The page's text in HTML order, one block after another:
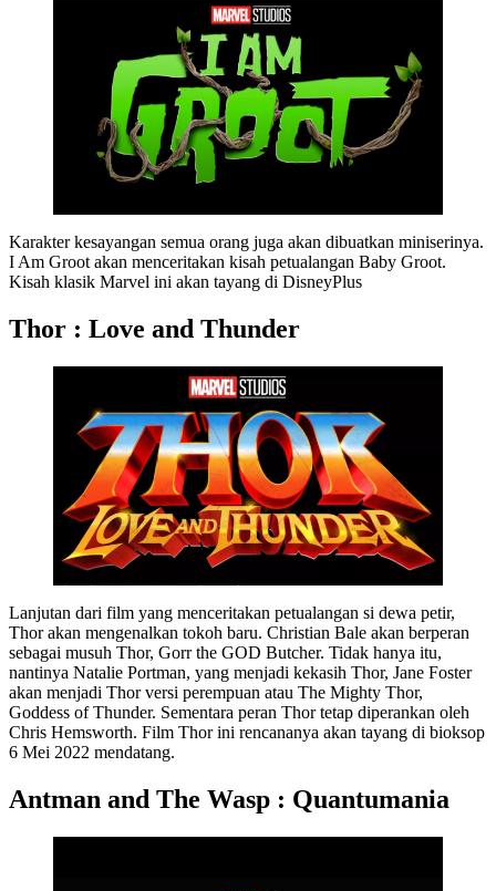
Karakter kesayangan semua orang juga akan dibuatkan miniserinya.
I Am Groot akan menceritakan kisah petualangan Baby Groot.
Kisah klasik Marvel ini akan tayang di DisneyPlus
Thor : Love and Thunder
Lanjutan dari film yang menceritakan petualangan si dewa petir,
Thor akan mengenalkan tokoh baru. Christian Bale akan berperan
sebagai musuh Thor, Gorr the GOD Butcher. Tidak hanya itu,
nantinya Natalie Portman, yang menjadi kekasih Thor, Jane Foster
akan menjadi Thor versi perempuan atau The Mighty Thor,
Goddess of Thunder. Sementara peran Thor tetap diperankan oleh
Chris Hemsworth. Film Thor ini rencananya akan tayang di bioksop
6 Mei 2022 mendatang.
Antman and The Wasp : Quantumania